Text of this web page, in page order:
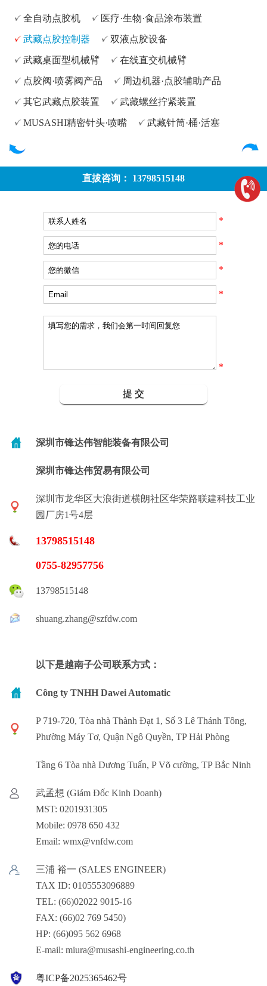
全自动点胶机 医疗·生物·食品涂布装置
武藏点胶控制器 双液点胶设备
武藏桌面型机械臂 在线直交机械臂
点胶阀·喷雾阀产品 周边机器·点胶辅助产品
其它武藏点胶装置 武藏螺丝拧紧装置
MUSASHI精密针头·喷嘴 武藏针筒·桶·活塞
直拔咨询： 13798515148
*
*
*
*
*
深圳市锋达伟智能装备有限公司
深圳市锋达伟贸易有限公司
深圳市龙华区大浪街道横朗社区华荣路联建科技工业
园厂房1号4层
13798515148
0755-82957756
13798515148
shuang.zhang@szfdw.com
以下是越南子公司联系方式：
Công ty TNHH Dawei Automatic
P 719-720, Tòa nhà Thành Đạt 1, Số 3 Lê Thánh Tông,
Phường Máy Tơ, Quận Ngô Quyền, TP Hải Phòng
Tầng 6 Tòa nhà Dương Tuấn, P Võ cường, TP Bắc Ninh
武孟想 (Giám Đốc Kinh Doanh)
MST: 0201931305
Mobile: 0978 650 432
Email: wmx@vnfdw.com
三浦 裕一 (SALES ENGINEER)
TAX ID: 0105553096889
TEL: (66)02022 9015-16
FAX: (66)02 769 5450)
HP: (66)095 562 6968
E-mail: miura@musashi-engineering.co.th
粤ICP备2025365462号